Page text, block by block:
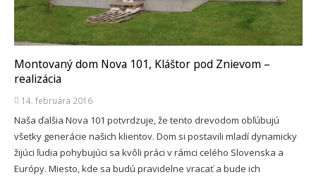
Montovaný dom Nova 101, Kláštor pod Znievom –
realizácia
14. februára 2016
Naša ďalšia Nova 101 potvrdzuje, že tento drevodom obľúbujú
všetky generácie našich klientov. Dom si postavili mladí dynamicky
žijúci ľudia pohybujúci sa kvôli práci v rámci celého Slovenska a
Európy. Miesto, kde sa budú pravidelne vracať a bude ich